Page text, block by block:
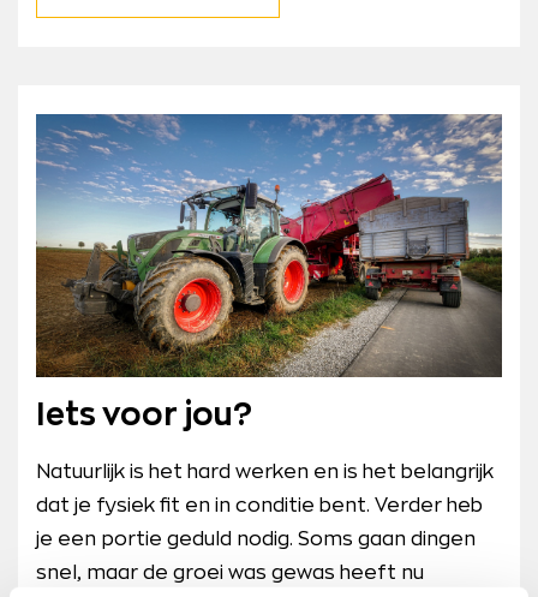
Iets voor jou?
Natuurlijk is het hard werken en is het belangrijk
dat je fysiek fit en in conditie bent. Verder heb
je een portie geduld nodig. Soms gaan dingen
snel, maar de groei was gewas heeft nu